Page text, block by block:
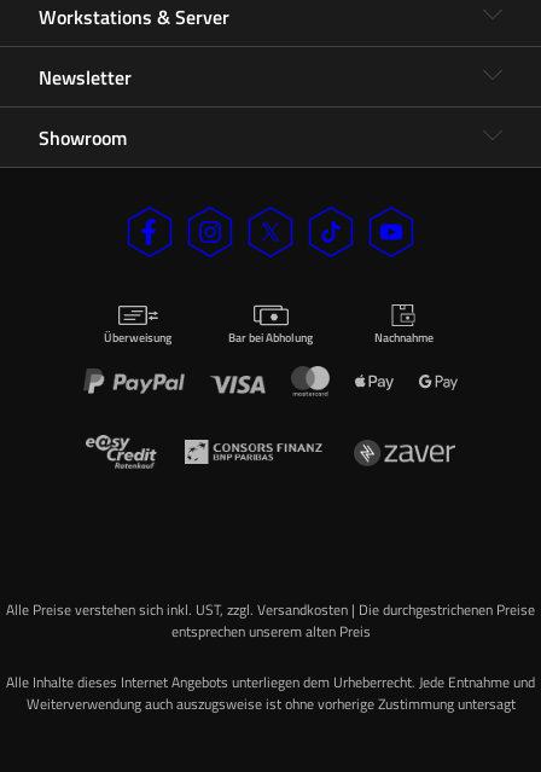
Workstations & Server
Newsletter
Showroom
Überweisung Bar bei Abholung Nachnahme
Alle Preise verstehen sich inkl. UST, zzgl. Versandkosten | Die durchgestrichenen Preise
entsprechen unserem alten Preis
Alle Inhalte dieses Internet Angebots unterliegen dem Urheberrecht. Jede Entnahme und
Weiterverwendung auch auszugsweise ist ohne vorherige Zustimmung untersagt